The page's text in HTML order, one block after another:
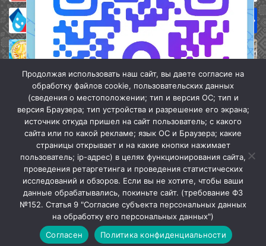
Мы в МАХ
Закрыть
«Кочубеевская централизованная клубная система» © 2026
Продолжая использовать наш сайт, вы даете согласие на
обработку файлов cookie, пользовательских данных
(сведения о местоположении; тип и версия ОС; тип и
версия Браузера; тип устройства и разрешение его экрана;
источник откуда пришел на сайт пользователь; с какого
сайта или по какой рекламе; язык ОС и Браузера; какие
страницы открывает и на какие кнопки нажимает
пользователь; ip-адрес) в целях функционирования сайта,
проведения ретаргетинга и проведения статистических
исследований и обзоров. Если вы не хотите, чтобы ваши
данные обрабатывались, покиньте сайт. (требование ФЗ
№152. Статья 9 "Согласие субъекта персональных данных
на обработку его персональных данных")
Согласен
Политика конфиденциальности